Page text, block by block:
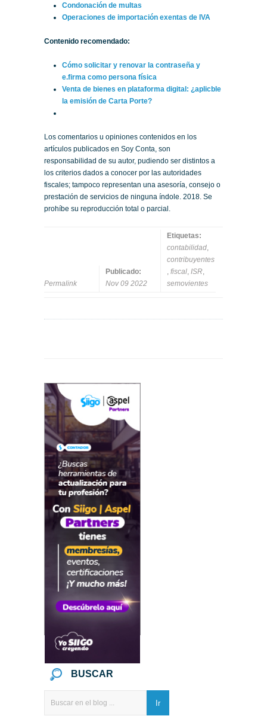
Condonación de multas
Operaciones de importación exentas de IVA
Contenido recomendado:
Cómo solicitar y renovar la contraseña y
e.firma como persona física
Venta de bienes en plataforma digital: ¿aplicble
la emisión de Carta Porte?
Los comentarios u opiniones contenidos en los
artículos publicados en Soy Conta, son
responsabilidad de su autor, pudiendo ser distintos a
los criterios dados a conocer por las autoridades
fiscales; tampoco representan una asesoría, consejo o
prestación de servicios de ninguna índole. 2018. Se
prohíbe su reproducción total o parcial.
Permalink
Publicado:
Nov 09 2022
Etiquetas:
contabilidad,
contribuyentes
, fiscal, ISR,
semovientes
BUSCAR